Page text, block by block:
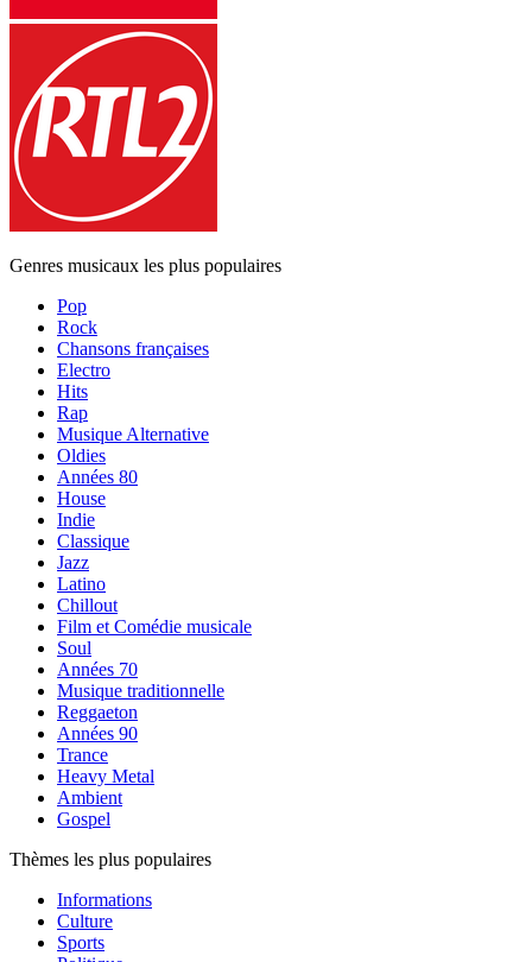
Genres musicaux les plus populaires
Pop
Rock
Chansons françaises
Electro
Hits
Rap
Musique Alternative
Oldies
Années 80
House
Indie
Classique
Jazz
Latino
Chillout
Film et Comédie musicale
Soul
Années 70
Musique traditionnelle
Reggaeton
Années 90
Trance
Heavy Metal
Ambient
Gospel
Thèmes les plus populaires
Informations
Culture
Sports